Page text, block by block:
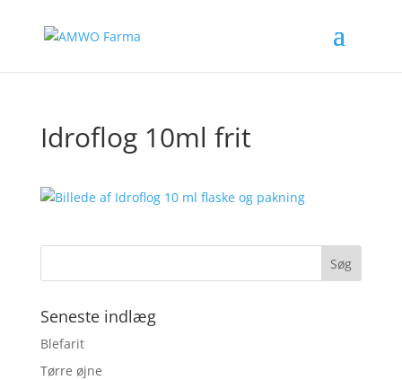
Idroflog 10ml frit
Seneste indlæg
Blefarit
Tørre øjne